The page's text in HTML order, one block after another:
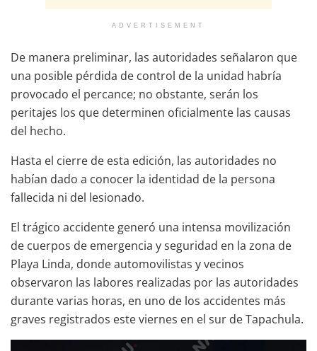
ADVERTISEMENT
De manera preliminar, las autoridades señalaron que
una posible pérdida de control de la unidad habría
provocado el percance; no obstante, serán los
peritajes los que determinen oficialmente las causas
del hecho.
Hasta el cierre de esta edición, las autoridades no
habían dado a conocer la identidad de la persona
fallecida ni del lesionado.
El trágico accidente generó una intensa movilización
de cuerpos de emergencia y seguridad en la zona de
Playa Linda, donde automovilistas y vecinos
observaron las labores realizadas por las autoridades
durante varias horas, en uno de los accidentes más
graves registrados este viernes en el sur de Tapachula.